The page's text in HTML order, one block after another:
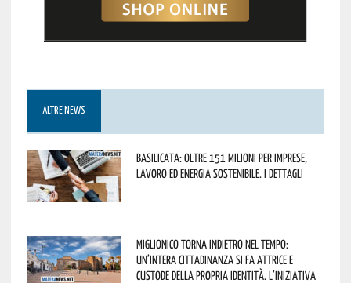
ALTRE NEWS
Basilicata: oltre 151 milioni per imprese,
lavoro ed energia sostenibile. I dettagli
Miglionico torna indietro nel tempo:
un’intera cittadinanza si fa attrice e
custode della propria identità. L’iniziativa